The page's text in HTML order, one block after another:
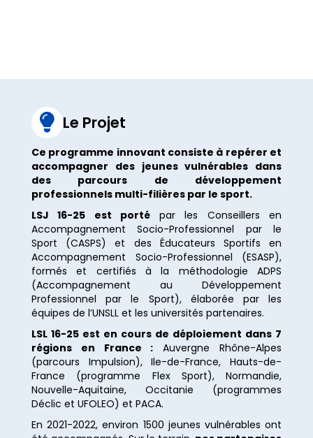
 Le Projet
Ce programme innovant consiste à repérer et
accompagner des jeunes vulnérables dans
des parcours de développement
professionnels multi-filières par le sport.
LSJ 16-25 est porté par les Conseillers en
Accompagnement Socio-Professionnel par le
Sport (CASPS) et des Éducateurs Sportifs en
Accompagnement Socio-Professionnel (ESASP),
formés et certifiés à la méthodologie ADPS
(Accompagnement au Développement
Professionnel par le Sport), élaborée par les
équipes de l’UNSLL et les universités partenaires.
LSL 16-25 est en cours de déploiement dans 7
régions en France : Auvergne Rhône-Alpes
(parcours Impulsion), Ile-de-France, Hauts-de-
France (programme Flex Sport), Normandie,
Nouvelle-Aquitaine, Occitanie (programmes
Déclic et UFOLEO) et PACA.
En 2021-2022, environ 1500 jeunes vulnérables ont